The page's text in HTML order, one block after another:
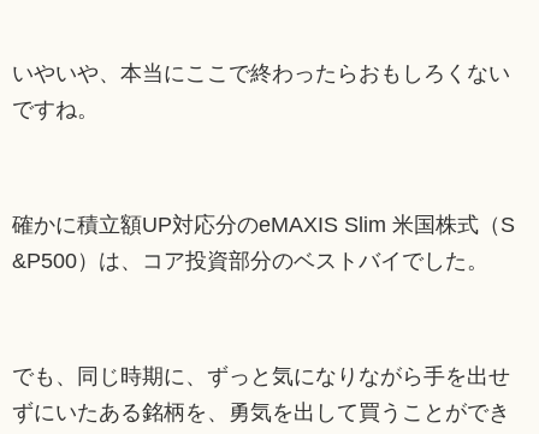
いやいや、本当にここで終わったらおもしろくない
ですね。
確かに積立額UP対応分のeMAXIS Slim 米国株式（S
&P500）は、コア投資部分のベストバイでした。
でも、同じ時期に、ずっと気になりながら手を出せ
ずにいたある銘柄を、勇気を出して買うことができ